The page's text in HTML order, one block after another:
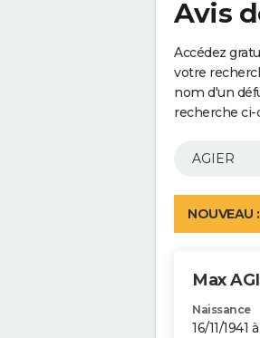
Avis
Accédez
votre
nom d'un
recherche ci-
NOUVEAU :
Max
Naissance
16/11/1941 à